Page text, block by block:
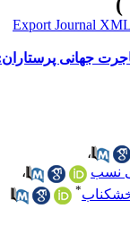
جهانی پرستاران:
،
نسب
،